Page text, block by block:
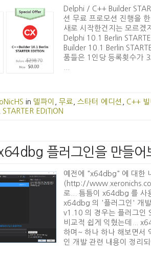
Delphi / C++ Builder
션 무료 프로모션 진행을
새로 시작한건지는 모르겠
Delphi 10.1 Berlin
Builder 10.1 Berlin
품들은 1인당 등록횟수가
in 델파이 무료 스타터 에디션 C++ 빌
STARTER EDITION
플러그인을 만들어
예전에 "x64dbg" 에 대한
(http://
로... 틈틈이 x64dbg 를 사
x64dbg 의 '플러그인' 개
v1.10 의 경우는 플러그인
비교적 쉽게 익혔는데...
하며~ 하나 하나 해보면서
인 개발 관련 내용이 정리되